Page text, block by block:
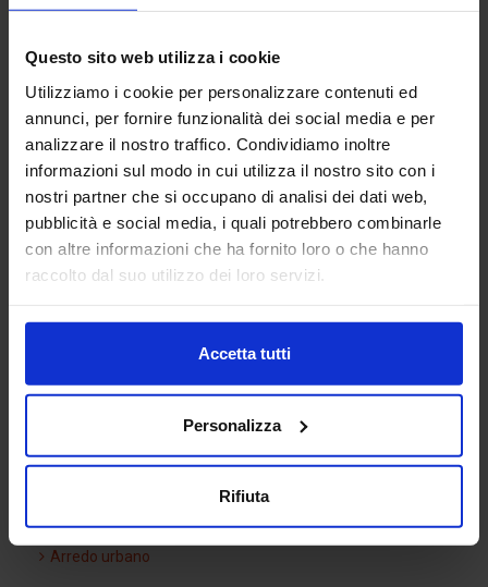
Questo sito web utilizza i cookie
Utilizziamo i cookie per personalizzare contenuti ed
annunci, per fornire funzionalità dei social media e per
analizzare il nostro traffico. Condividiamo inoltre
informazioni sul modo in cui utilizza il nostro sito con i
nostri partner che si occupano di analisi dei dati web,
pubblicità e social media, i quali potrebbero combinarle
con altre informazioni che ha fornito loro o che hanno
raccolto dal suo utilizzo dei loro servizi.
Accetta tutti
Personalizza
Rifiuta
Arredo urbano